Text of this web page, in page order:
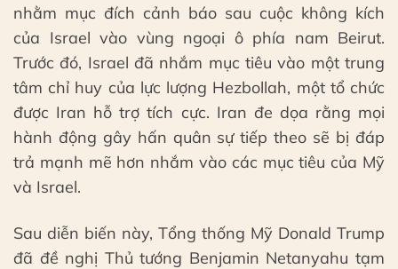
nhằm mục đích cảnh báo sau cuộc không kích
của Israel vào vùng ngoại ô phía nam Beirut.
Trước đó, Israel đã nhắm mục tiêu vào một trung
tâm chỉ huy của lực lượng Hezbollah, một tổ chức
được Iran hỗ trợ tích cực. Iran đe dọa rằng mọi
hành động gây hấn quân sự tiếp theo sẽ bị đáp
trả mạnh mẽ hơn nhắm vào các mục tiêu của Mỹ
và Israel.
Sau diễn biến này, Tổng thống Mỹ Donald Trump
đã đề nghị Thủ tướng Benjamin Netanyahu tạm